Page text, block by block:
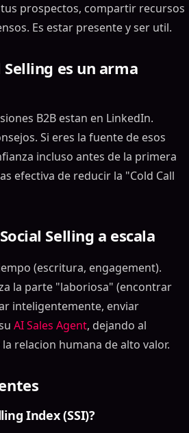
prospectos, compartir recursos
Es estar presente y ser util.
Selling es un arma
B2B estan en LinkedIn.
Si eres la fuente de esos
incluso antes de la primera
efectiva de reducir la "Cold Call
Selling a escala
(escritura, engagement).
la parte "laboriosa" (encontrar
inteligentemente, enviar
AI Sales Agent, dejando al
relacion humana de alto valor.
Index (SSI)?